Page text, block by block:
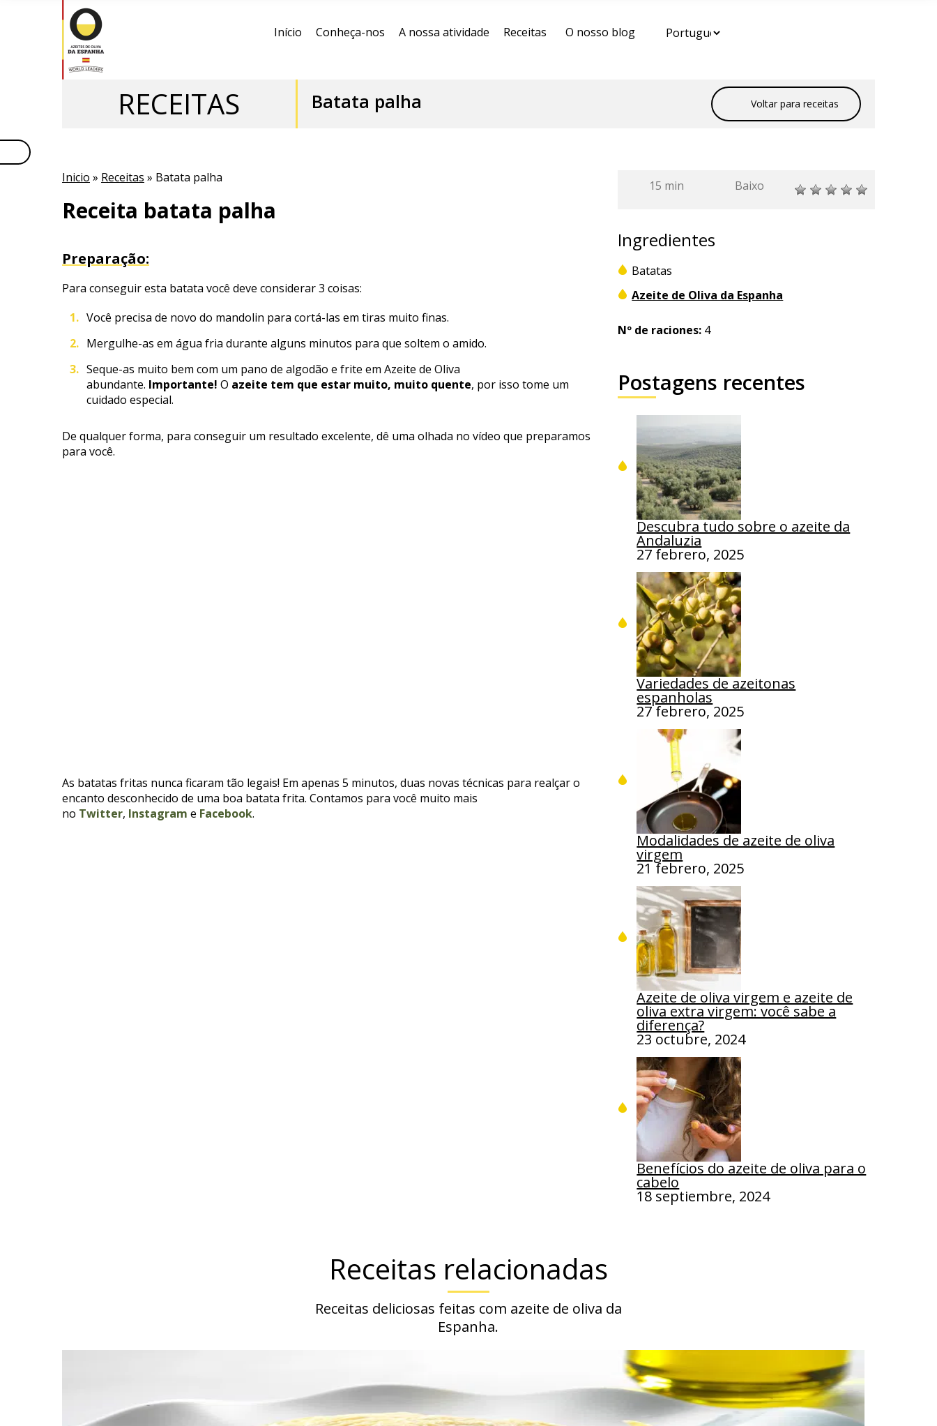
Início Conheça-nos A nossa atividade Receitas O nosso blog
RECEITAS Batata palha Voltar para receitas
Inicio » Receitas » Batata palha
Receita batata palha
Preparação:
Para conseguir esta batata você deve considerar 3 coisas:
Você precisa de novo do mandolin para cortá-las em tiras muito finas.
Mergulhe-as em água fria durante alguns minutos para que soltem o amido.
Seque-as muito bem com um pano de algodão e frite em Azeite de Oliva
abundante. Importante! O azeite tem que estar muito, muito quente, por isso tome um
cuidado especial.
De qualquer forma, para conseguir um resultado excelente, dê uma olhada no vídeo que preparamos
para você.
As batatas fritas nunca ficaram tão legais! Em apenas 5 minutos, duas novas técnicas para realçar o
encanto desconhecido de uma boa batata frita. Contamos para você muito mais
no Twitter, Instagram e Facebook.
15 min Baixo
Ingredientes
Batatas
Azeite de Oliva da Espanha
Nº de raciones: 4
Postagens recentes
Descubra tudo sobre o azeite da
Andaluzia
27 febrero, 2025
Variedades de azeitonas
espanholas
27 febrero, 2025
Modalidades de azeite de oliva
virgem
21 febrero, 2025
Azeite de oliva virgem e azeite de
oliva extra virgem: você sabe a
diferença?
23 octubre, 2024
Benefícios do azeite de oliva para o
cabelo
18 septiembre, 2024
Receitas relacionadas
Receitas deliciosas feitas com azeite de oliva da
Espanha.